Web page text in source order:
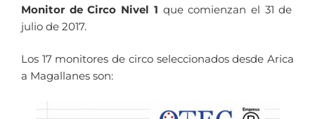
Monitor de Circo Nivel 1 que comienzan el 31 de
julio de 2017.
Los 17 monitores de circo seleccionados desde Arica
a Magallanes son: